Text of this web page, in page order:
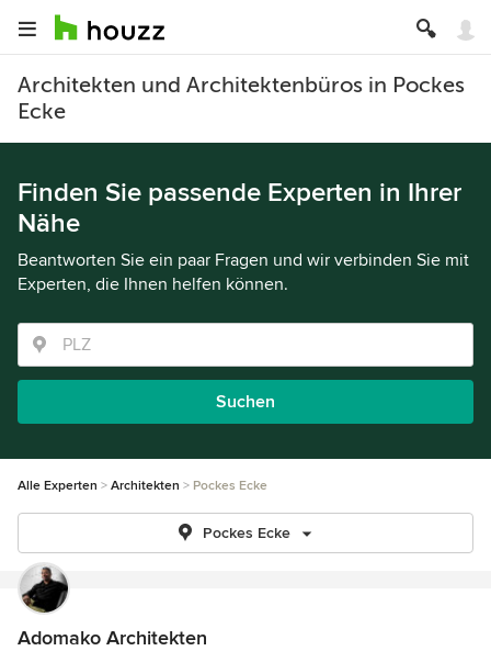
Architekten und Architektenbüros in Pockes
Ecke
Finden Sie passende Experten in Ihrer
Nähe
Beantworten Sie ein paar Fragen und wir verbinden Sie mit
Experten, die Ihnen helfen können.
Suchen
Alle Experten Architekten Pockes Ecke
Pockes Ecke
Adomako Architekten